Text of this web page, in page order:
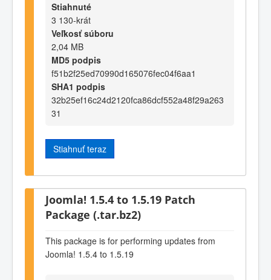
Stiahnuté
3 130-krát
Veľkosť súboru
2,04 MB
MD5 podpis
f51b2f25ed70990d165076fec04f6aa1
SHA1 podpis
32b25ef16c24d2120fca86dcf552a48f29a263
31
Stiahnuť teraz
Joomla! 1.5.4 to 1.5.19 Patch
Package (.tar.bz2)
This package is for performing updates from
Joomla! 1.5.4 to 1.5.19